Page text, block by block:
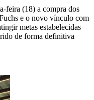
feira (18) a compra dos
e o novo vínculo com
metas estabelecidas
de forma definitiva